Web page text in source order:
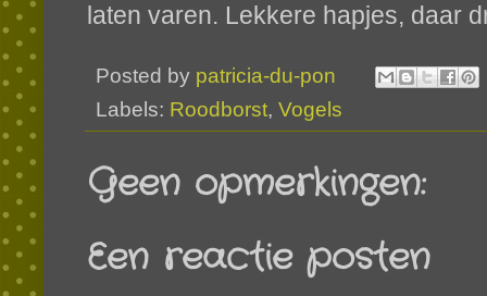
laten varen. Lekkere hapjes, daar
Posted by patricia-du-pon
Labels: Roodborst, Vogels
Geen opmerkingen:
Een reactie posten